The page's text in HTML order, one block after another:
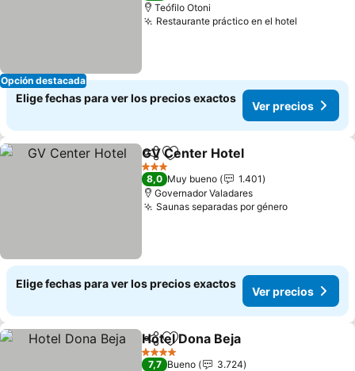
Opción destacada
Teófilo Otoni
Restaurante práctico en el hotel
Elige fechas para ver los precios exactos
Ver precios
CompartirAgregar a favoritos
GV Center Hotel
3 Estrellas
8,0 Muy bueno
1.401
Governador Valadares
Saunas separadas por géneroVer precios
Elige fechas para ver los precios exactos
Ver precios
CompartirAgregar a favoritos
Hotel Dona Beja
4 Estrellas
7,7 Bueno
3.724